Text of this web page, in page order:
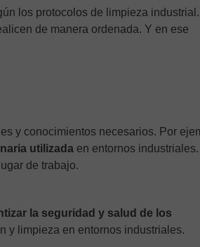
los protocolos de limpieza
de manera ordenada. Y en ese
y conocimientos necesarios. Por
utilizada en entornos industriales.
de trabajo.
la seguridad y salud de los
y limpieza en entornos industriales.